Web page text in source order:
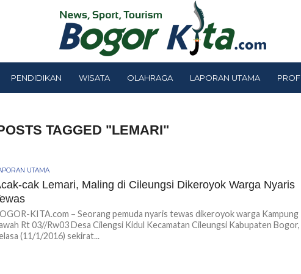
PENDIDIKAN WISATA OLAHRAGA LAPORAN UTAMA
TAGGED "LEMARI"
UTAMA
cak Lemari, Maling di Cileungsi Dikeroyok Warga Nyaris
KITA.com – Seorang pemuda nyaris tewas dikeroyok warga Kampung
Rt 03//Rw03 Desa Cilengsi Kidul Kecamatan Cileungsi Kabupaten Bogor,
(11/1/2016) sekirat...